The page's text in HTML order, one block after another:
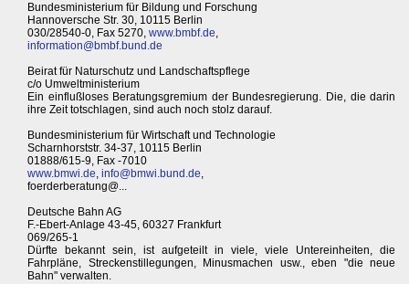
Bundesministerium für Bildung und Forschung
Hannoversche Str. 30, 10115 Berlin
030/28540-0, Fax 5270, www.bmbf.de,
information@bmbf.bund.de
Beirat für Naturschutz und Landschaftspflege
c/o Umweltministerium
Ein einflußloses Beratungsgremium der Bundesregierung. Die, die darin
ihre Zeit totschlagen, sind auch noch stolz darauf.
Bundesministerium für Wirtschaft und Technologie
Scharnhorststr. 34-37, 10115 Berlin
01888/615-9, Fax -7010
www.bmwi.de, info@bmwi.bund.de,
foerderberatung@...
Deutsche Bahn AG
F.-Ebert-Anlage 43-45, 60327 Frankfurt
069/265-1
Dürfte bekannt sein, ist aufgeteilt in viele, viele Untereinheiten, die
Fahrpläne, Streckenstillegungen, Minusmachen usw., eben "die neue
Bahn" verwalten.